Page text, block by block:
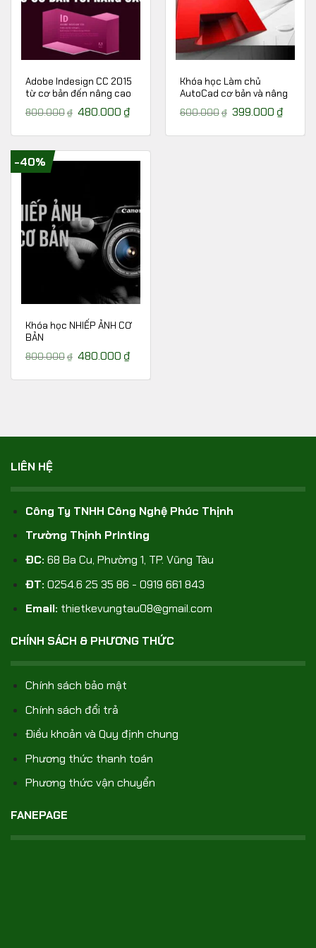
Adobe Indesign CC 2015
từ cơ bản đến nâng cao
800.000₫ Giá
gốc
800.000₫.
480.000 ₫Giá
hiện
là:
Khóa học Làm chủ
AutoCad cơ bản và nâng
600.000₫ Giá
gốc
600.000₫.
399.000 ₫Giá
hiện
là:
-40%
Khóa học NHIẾP ẢNH CƠ
BẢN
800.000₫ Giá
gốc
800.000₫.
480.000 ₫Giá
hiện
là:
LIÊN HỆ
Công Ty TNHH Công Nghệ Phúc Thịnh
Trường Thịnh Printing
ĐC: 68 Ba Cu, Phường 1, TP. Vũng Tàu
ĐT: 0254.6 25 35 86 - 0919 661 843
Email: thietkevungtau08@gmail.com
CHÍNH SÁCH & PHƯƠNG THỨC
Chính sách bảo mật
Chính sách đổi trả
Điều khoản và Quy định chung
Phương thức thanh toán
Phương thức vận chuyển
FANEPAGE